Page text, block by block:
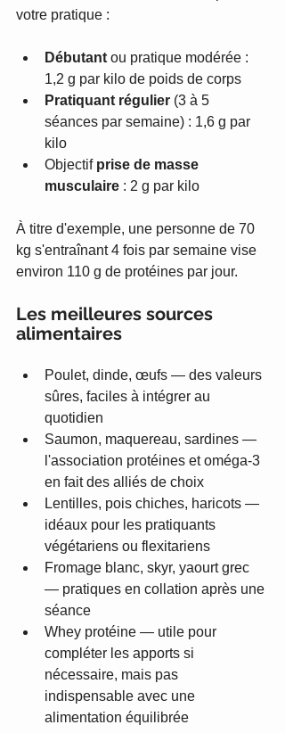
votre pratique :
Débutant ou pratique modérée :
1,2 g par kilo de poids de corps
Pratiquant régulier (3 à 5
séances par semaine) : 1,6 g par
kilo
Objectif prise de masse
musculaire : 2 g par kilo
À titre d'exemple, une personne de 70
kg s'entraînant 4 fois par semaine vise
environ 110 g de protéines par jour.
Les meilleures sources
alimentaires
Poulet, dinde, œufs — des valeurs
sûres, faciles à intégrer au
quotidien
Saumon, maquereau, sardines —
l'association protéines et oméga-3
en fait des alliés de choix
Lentilles, pois chiches, haricots —
idéaux pour les pratiquants
végétariens ou flexitariens
Fromage blanc, skyr, yaourt grec
— pratiques en collation après une
séance
Whey protéine — utile pour
compléter les apports si
nécessaire, mais pas
indispensable avec une
alimentation équilibrée